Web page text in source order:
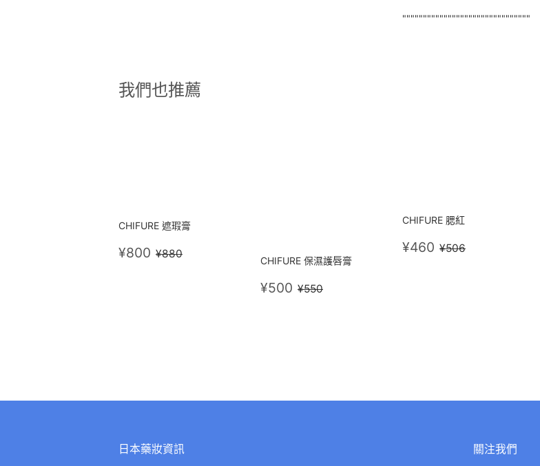
"""""""""""""""""""""""""""""""
我們也推薦
CHIFURE 遮瑕膏
售
¥800 ¥800
定價
¥880
CHIFURE 保濕護唇膏
售
¥500 ¥500
定價
¥550
CHIFURE 腮紅
售
¥460 ¥460
定價
¥506
日本藥妝資訊
關注我們